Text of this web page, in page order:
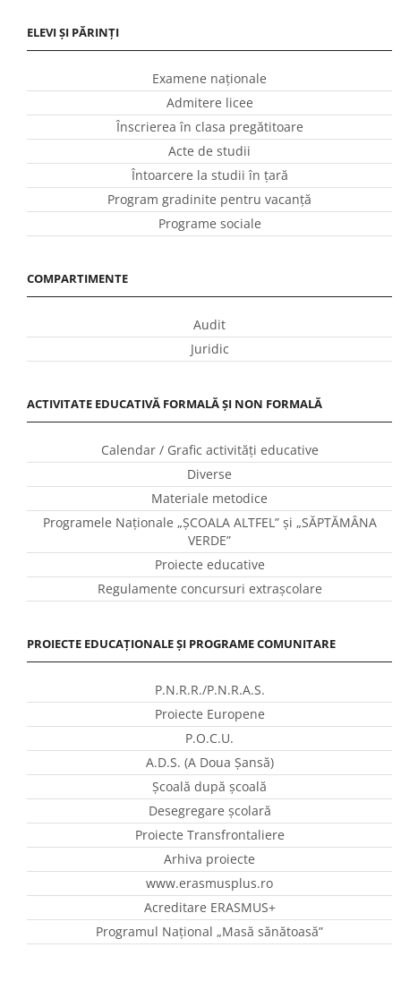
ELEVI ȘI PĂRINȚI
Examene naționale
Admitere licee
Înscrierea în clasa pregătitoare
Acte de studii
Întoarcere la studii în ţară
Program gradinite pentru vacanţă
Programe sociale
COMPARTIMENTE
Audit
Juridic
ACTIVITATE EDUCATIVĂ FORMALĂ ȘI NON FORMALĂ
Calendar / Grafic activităţi educative
Diverse
Materiale metodice
Programele Naţionale „ŞCOALA ALTFEL” și „SĂPTĂMÂNA
VERDE”
Proiecte educative
Regulamente concursuri extraşcolare
PROIECTE EDUCAȚIONALE ȘI PROGRAME COMUNITARE
P.N.R.R./P.N.R.A.S.
Proiecte Europene
P.O.C.U.
A.D.S. (A Doua Șansă)
Școală după școală
Desegregare școlară
Proiecte Transfrontaliere
Arhiva proiecte
www.erasmusplus.ro
Acreditare ERASMUS+
Programul Național „Masă sănătoasă”